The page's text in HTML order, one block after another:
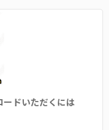
ドいただくには